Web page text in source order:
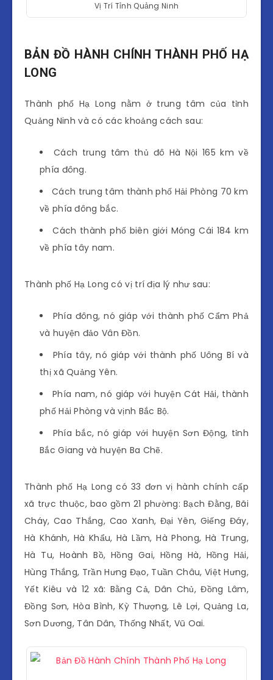
Vị Trí Tỉnh Quảng Ninh
BẢN ĐỒ HÀNH CHÍNH THÀNH PHỐ HẠ
LONG
Thành phố Hạ Long nằm ở trung tâm của tỉnh
Quảng Ninh và có các khoảng cách sau:
Cách trung tâm thủ đô Hà Nội 165 km về
phía đông.
Cách trung tâm thành phố Hải Phòng 70 km
về phía đông bắc.
Cách thành phố biên giới Móng Cái 184 km
về phía tây nam.
Thành phố Hạ Long có vị trí địa lý như sau:
Phía đông, nó giáp với thành phố Cẩm Phả
và huyện đảo Vân Đồn.
Phía tây, nó giáp với thành phố Uông Bí và
thị xã Quảng Yên.
Phía nam, nó giáp với huyện Cát Hải, thành
phố Hải Phòng và vịnh Bắc Bộ.
Phía bắc, nó giáp với huyện Sơn Động, tỉnh
Bắc Giang và huyện Ba Chẽ.
Thành phố Hạ Long có 33 đơn vị hành chính cấp
xã trực thuộc, bao gồm 21 phường: Bạch Đằng, Bãi
Cháy, Cao Thắng, Cao Xanh, Đại Yên, Giếng Đáy,
Hà Khánh, Hà Khẩu, Hà Lầm, Hà Phong, Hà Trung,
Hà Tu, Hoành Bồ, Hồng Gai, Hồng Hà, Hồng Hải,
Hùng Thắng, Trần Hưng Đạo, Tuần Châu, Việt Hưng,
Yết Kiêu và 12 xã: Bằng Cả, Dân Chủ, Đồng Lâm,
Đồng Sơn, Hòa Bình, Kỳ Thượng, Lê Lợi, Quảng La,
Sơn Dương, Tân Dân, Thống Nhất, Vũ Oai.